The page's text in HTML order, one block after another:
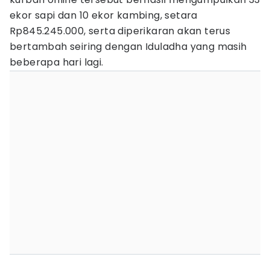
ekor sapi dan 10 ekor kambing, setara
Rp845.245.000, serta diperikaran akan terus
bertambah seiring dengan Iduladha yang masih
beberapa hari lagi.